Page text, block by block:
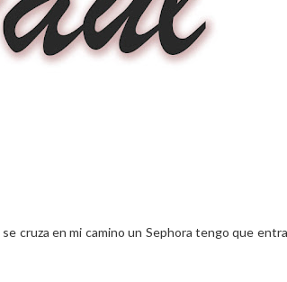
cruza en mi camino un Sephora tengo que